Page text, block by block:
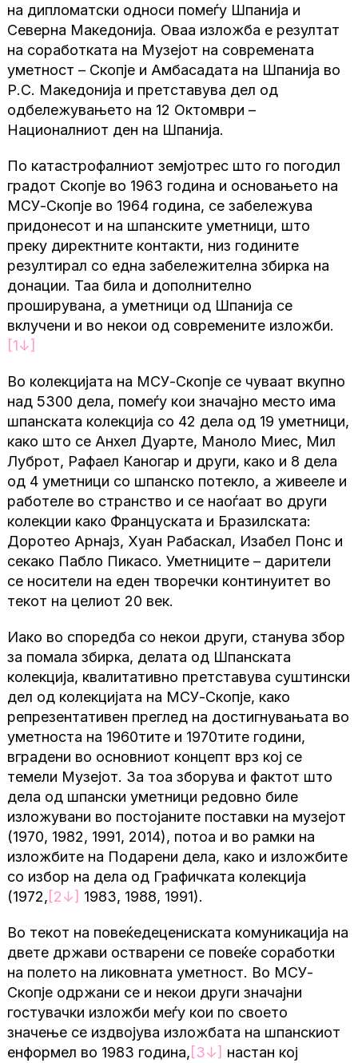
на дипломатски односи помеѓу Шпанија и
Северна Македонија. Оваа изложба е резултат
на соработката на Музејот на современата
уметност – Скопје и Амбасадата на Шпанија во
Р.С. Македонија и претставува дел од
одбележувањето на 12 Октомври –
Националниот ден на Шпанија.
По катастрофалниот земјотрес што го погодил
градот Скопје во 1963 година и основањето на
МСУ-Скопје во 1964 година, се забележува
придонесот и на шпанските уметници, што
преку директните контакти, низ годините
резултирал со една забележителна збирка на
донации. Таа била и дополнително
проширувана, а уметници од Шпанија се
вклучени и во некои од современите изложби.
[1↓]
Во колекцијата на МСУ-Скопје се чуваат вкупно
над 5300 дела, помеѓу кои значајно место има
шпанската колекција со 42 дела од 19 уметници,
како што се Анхел Дуарте, Маноло Миес, Мил
Луброт, Рафаел Каногар и други, како и 8 дела
од 4 уметници со шпанско потекло, а живееле и
работеле во странство и се наоѓаат во други
колекции како Француската и Бразилската:
Доротео Арнајз, Хуан Рабаскал, Изабел Понс и
секако Пабло Пикасо. Уметниците – дарители
се носители на еден творечки континуитет во
текот на целиот 20 век.
Иако во споредба со некои други, станува збор
за помала збирка, делата од Шпанската
колекција, квалитативно претставува суштински
дел од колекцијата на МСУ-Скопје, како
репрезентативен преглед на достигнувањата во
уметноста на 1960тите и 1970тите години,
вградени во основниот концепт врз кој се
темели Музејот. За тоа зборува и фактот што
дела од шпански уметници редовно биле
изложувани во постојаните поставки на музејот
(1970, 1982, 1991, 2014), потоа и во рамки на
изложбите на Подарени дела, како и изложбите
со избор на дела од Графичката колекција
(1972, [2↓] 1983, 1988, 1991).
Во текот на повеќедецениската комуникација на
двете држави остварени се повеќе соработки
на полето на ликовната уметност. Во МСУ-
Скопје одржани се и некои други значајни
гостувачки изложби меѓу кои по своето
значење се издвојува изложбата на шпанскиот
енформел во 1983 година, [3↓] настан кој